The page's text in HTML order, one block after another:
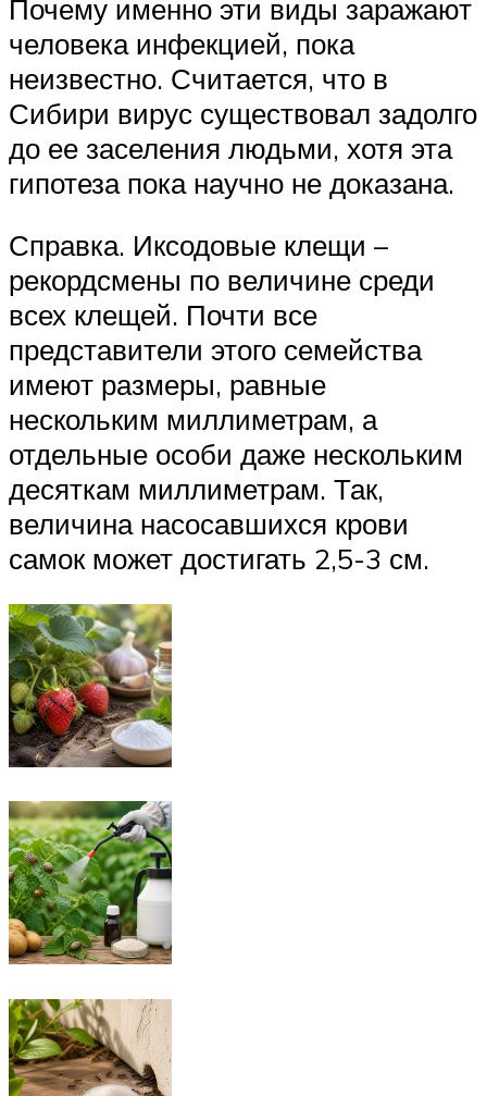
Почему именно эти виды заражают
человека инфекцией, пока
неизвестно. Считается, что в
Сибири вирус существовал задолго
до ее заселения людьми, хотя эта
гипотеза пока научно не доказана.
Справка. Иксодовые клещи –
рекордсмены по величине среди
всех клещей. Почти все
представители этого семейства
имеют размеры, равные
нескольким миллиметрам, а
отдельные особи даже нескольким
десяткам миллиметрам. Так,
величина насосавшихся крови
самок может достигать 2,5-3 см.